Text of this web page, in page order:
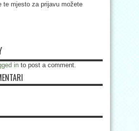
te mjesto za prijavu možete
in to post a comment.